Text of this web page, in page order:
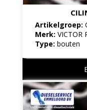
Artikelgroep:
Merk: VICTOR
Type: bouten